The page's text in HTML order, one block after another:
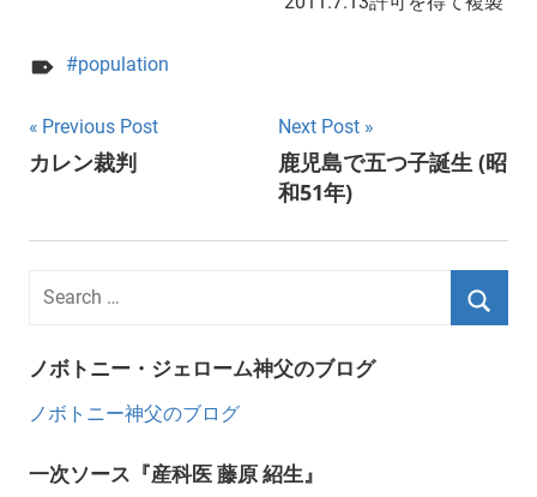
population
Post
navigation
Previous Post
カレン裁判
Next Post
鹿児島で五つ子誕生 (昭
和51年)
ノボトニー・ジェローム神父のブログ
ノボトニー神父のブログ
一次ソース『産科医 藤原 紹生』